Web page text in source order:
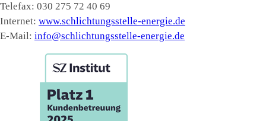
Telefax: 030 275 72 40 69
Internet: www.schlichtungsstelle-energie.de
E-Mail: info@schlichtungsstelle-energie.de